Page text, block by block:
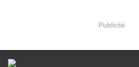
Publicité